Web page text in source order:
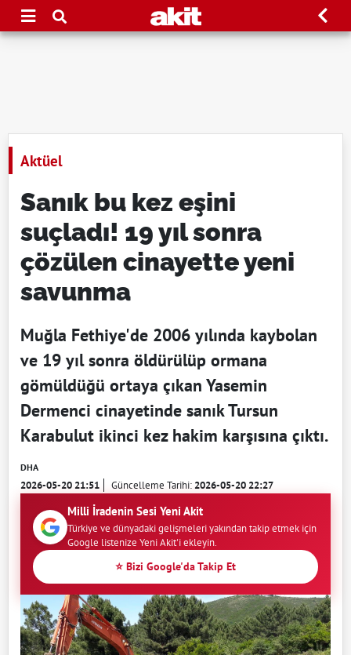
Aktüel
Sanık bu kez eşini
suçladı! 19 yıl sonra
çözülen cinayette yeni
savunma
Muğla Fethiye'de 2006 yılında kaybolan
ve 19 yıl sonra öldürülüp ormana
gömüldüğü ortaya çıkan Yasemin
Dermenci cinayetinde sanık Tursun
Karabulut ikinci kez hakim karşısına çıktı.
DHA
2026-05-20 21:51 Güncelleme Tarihi:2026-05-20 22:27
Milli İradenin Sesi Yeni Akit
Türkiye ve dünyadaki gelişmeleri yakından takip etmek için
Google listenize Yeni Akit'i ekleyin.
⭐ Bizi Google'da Takip Et